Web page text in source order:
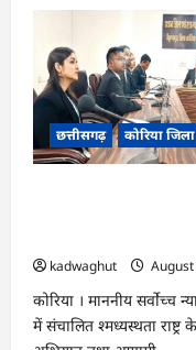
CG
अगस्त
को
जिलेभर
में
आयोजित
होगा
‘उल्लास
महा-
छत्तीसगढ़ कोरिया जिला
kadwaghut
कोरिया । माननीय सर्वाेच्च
में संचालित श्मध्यस्थता